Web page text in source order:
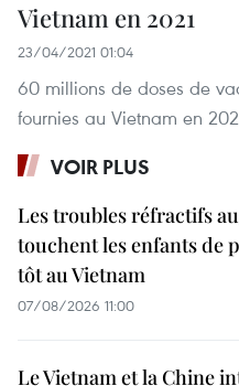
Vietnam en 2021
23/04/2021 01:04
60 millions de doses de
fournies au Vietnam en
VOIR PLUS
Les troubles réfractifs
touchent les enfants de
tôt au Vietnam
07/08/2026 11:00
Le Vietnam et la Chine